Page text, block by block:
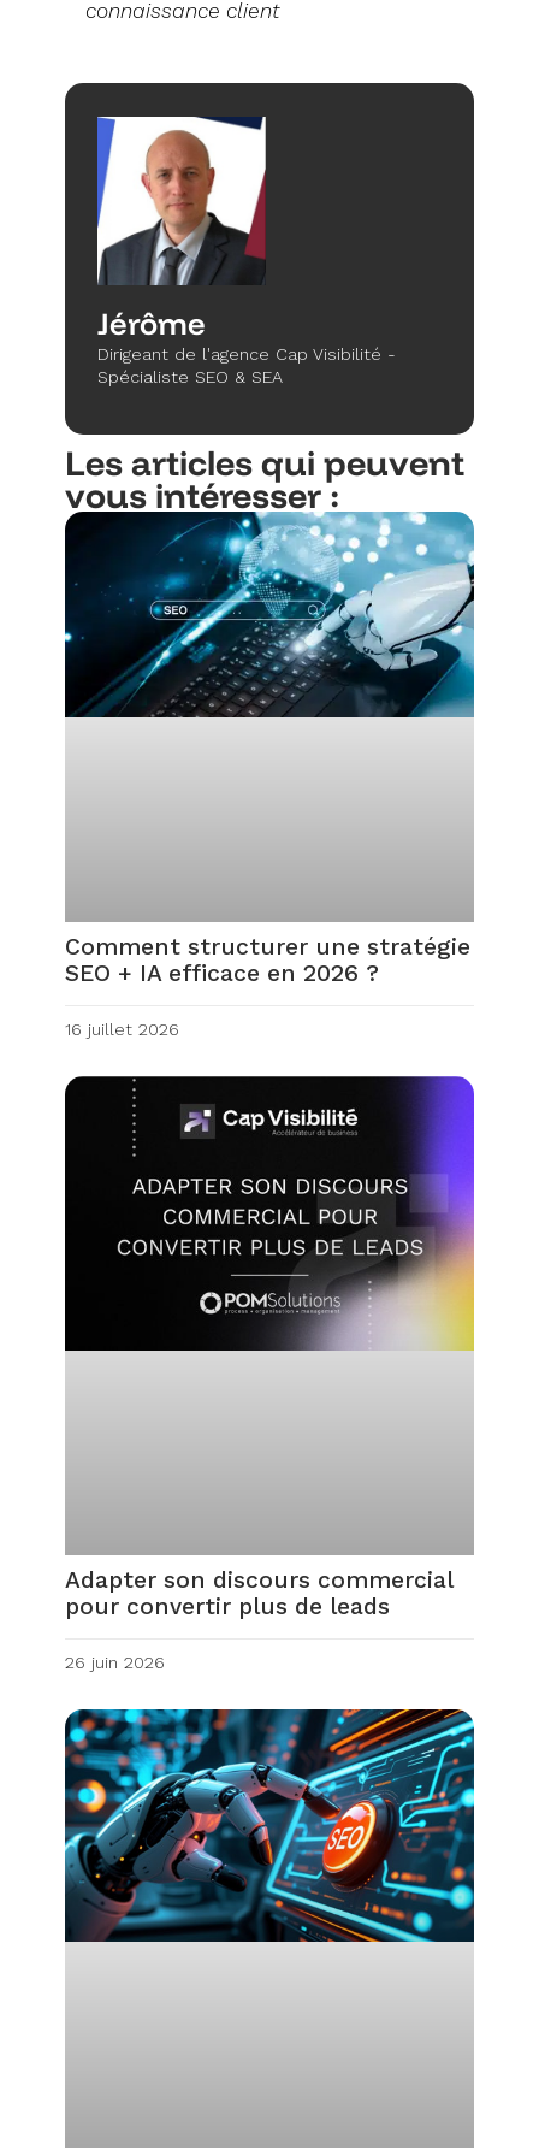
connaissance client
Jérôme
Dirigeant de l'agence Cap Visibilité -
Spécialiste SEO & SEA
Les articles qui peuvent
vous intéresser :
Comment structurer une stratégie
SEO + IA efficace en 2026 ?
16 juillet 2026
Adapter son discours commercial
pour convertir plus de leads
26 juin 2026